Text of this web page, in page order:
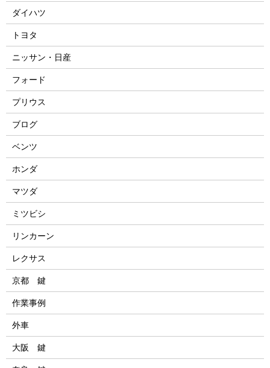
ダイハツ
トヨタ
ニッサン・日産
フォード
プリウス
ブログ
ベンツ
ホンダ
マツダ
ミツビシ
リンカーン
レクサス
京都 鍵
作業事例
外車
大阪 鍵